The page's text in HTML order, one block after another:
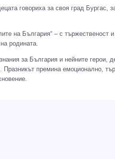
говориха за своя град Бургас,
на България“ – с тържественост
родината.
за България и нейните герои,
Празникът премина емоционално,